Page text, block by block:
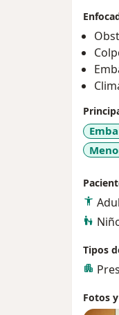
Tipos
Fotos